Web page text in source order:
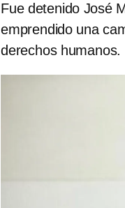
Fue detenido José
emprendido una
derechos humanos.